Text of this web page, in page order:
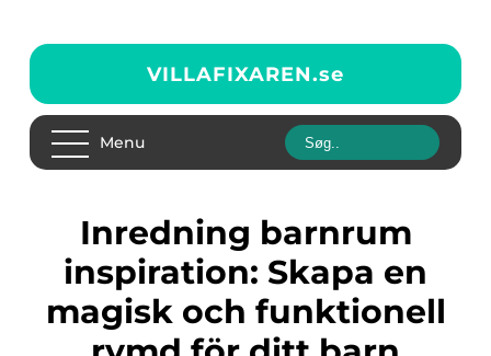
VILLAFIXAREN.se
Menu
Inredning barnrum
inspiration: Skapa en
magisk och funktionell